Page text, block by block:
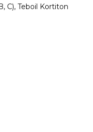
C), Teboil Kortiton